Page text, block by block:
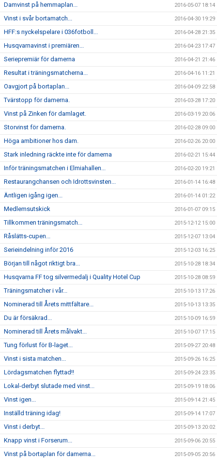
Damvinst på hemmaplan... 2016-05-07 18:14
Vinst i svår bortamatch... 2016-04-30 19:29
HFF:s nyckelspelare i 036fotboll... 2016-04-28 21:35
Husqvarnavinst i premiären... 2016-04-23 17:47
Seriepremiär för damerna 2016-04-21 21:46
Resultat i träningsmatcherna... 2016-04-16 11:21
Oavgjort på bortaplan... 2016-04-09 22:58
Tvärstopp för damerna. 2016-03-28 17:20
Vinst på Zinken för damlaget. 2016-03-19 20:06
Storvinst för damerna. 2016-02-28 09:00
Höga ambitioner hos dam. 2016-02-26 20:00
Stark inledning räckte inte för damerna 2016-02-21 15:44
Inför träningsmatchen i Elmiahallen... 2016-02-20 19:21
Restaurangchansen och Idrottsvinsten... 2016-01-14 16:48
Äntligen igång igen... 2016-01-14 01:22
Medlemsutskick 2016-01-07 09:15
Tillkommen träningsmatch... 2015-12-12 15:00
Råslätts-cupen... 2015-12-07 13:04
Serieindelning inför 2016 2015-12-03 16:25
Början till något riktigt bra... 2015-10-28 18:34
Husqvarna FF tog silvermedalj i Quality Hotel Cup 2015-10-28 08:59
Träningsmatcher i vår... 2015-10-13 17:26
Nominerad till Årets mittfältare... 2015-10-13 13:35
Du är försäkrad... 2015-10-09 16:59
Nominerad till Årets målvakt... 2015-10-07 17:15
Tung förlust för B-laget... 2015-09-27 20:48
Vinst i sista matchen... 2015-09-26 16:25
Lördagsmatchen flyttad!! 2015-09-24 23:35
Lokal-derbyt slutade med vinst... 2015-09-19 18:06
Vinst igen... 2015-09-14 21:45
Inställd träning idag! 2015-09-14 17:07
Vinst i derbyt... 2015-09-13 20:02
Knapp vinst i Forserum... 2015-09-06 20:55
Vinst på bortaplan för damerna... 2015-09-05 20:56